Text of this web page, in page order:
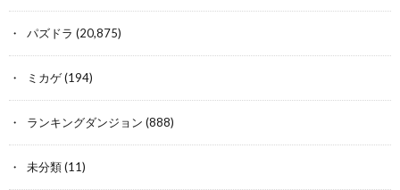
パズドラ (20,875)
ミカゲ(194)
ランキングダンジョン (888)
未分類(11)